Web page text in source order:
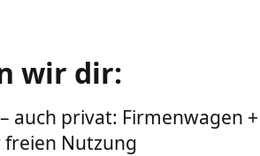
wir dir:
auch privat: Firmenwagen +
freien Nutzung